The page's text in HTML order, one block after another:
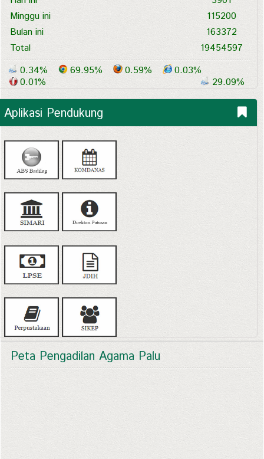
Minggu ini
Bulan ini
Total
115200
163372
19454597
0.34%
69.95% 0.59%
0.03%
0.01%
29.09%
Aplikasi Pendukung
Peta Pengadilan Agama Palu